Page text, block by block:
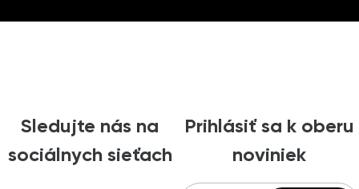
Sledujte nás na
sociálnych sieťach
Prihlásiť sa k oberu
noviniek